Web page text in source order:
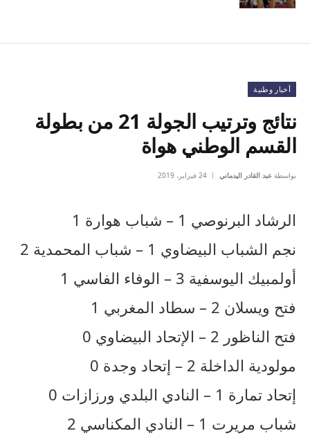
أخبار وطنية
نتائج وترتيب الجولة 21 من بطولة
القسم الوطني هواة
بواسطة عبد القادر اليدماني 24 فبراير، 2019
الرشاد البرنوصي 1 – شباب هوارة 1
نجم الشباب البيضاوي 1 – شباب المحمدية 2
أولمبيك اليوسفية 3 – الوفاء الفاسي 1
فتح ويسلان 2 – سطاد المغربي 1
فتح الناظور 2 – الإتحاد البيضاوي 0
مولودية الداخلة 2 – إتحاد وجدة 0
إتحاد تمارة 1 – النادي البلدي ورزازات 0
شباب مريرت 1 – النادي المكناسي 2